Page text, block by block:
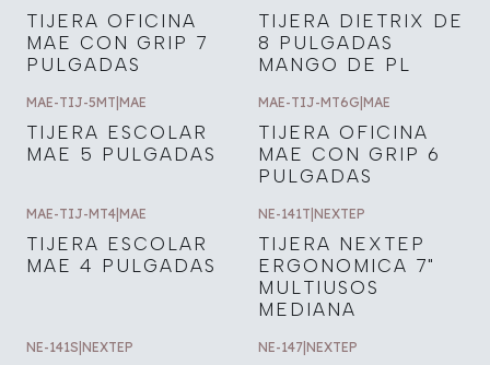
TIJERA OFICINA
MAE CON GRIP 7
PULGADAS
TIJERA DIETRIX DE
8 PULGADAS
MANGO DE PL
MAE-TIJ-5MT|MAE
TIJERA ESCOLAR
MAE 5 PULGADAS
MAE-TIJ-MT6G|MAE
TIJERA OFICINA
MAE CON GRIP 6
PULGADAS
MAE-TIJ-MT4 MAE
TIJERA ESCOLAR
MAE 4 PULGADAS
NE-141T NEXTEP
TIJERA NEXTEP
ERGONOMICA 7"
MULTIUSOS
MEDIANA
NE-141S NEXTEP NE-147 NEXTEP